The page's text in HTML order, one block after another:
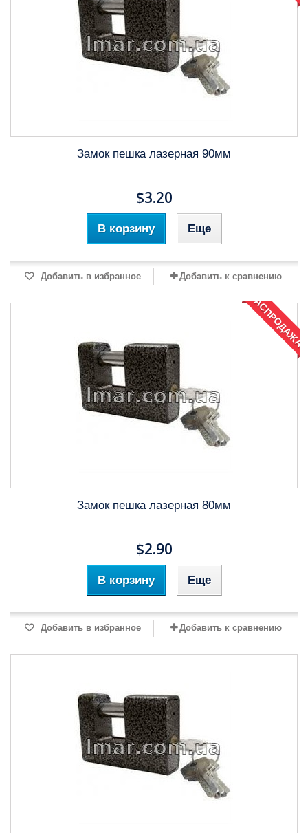
Замок пешка лазерная 90мм
$3.20
В корзину Еще
Добавить в избранное Добавить к сравнению
РАСПРОДАЖА!
Замок пешка лазерная 80мм
$2.90
В корзину Еще
Добавить в избранное Добавить к сравнению